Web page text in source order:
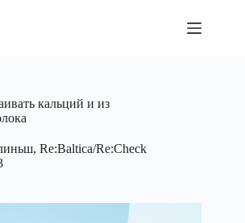
кальций и из
Re:Baltica/Re:Check